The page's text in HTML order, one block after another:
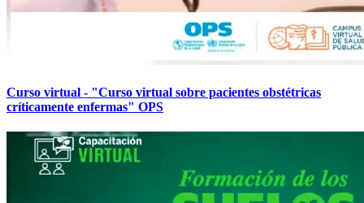
Curso virtual - "Curso virtual sobre pacientes obstétricas
críticamente enfermas" OPS